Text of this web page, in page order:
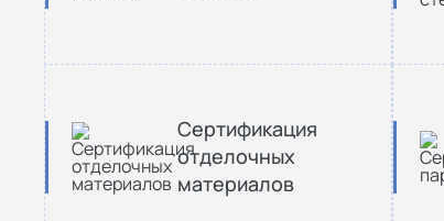
Сертификация
отделочных
материалов